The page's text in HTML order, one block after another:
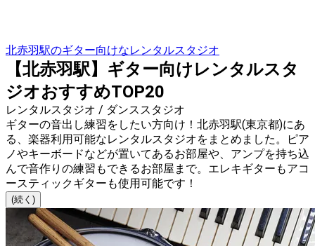
北赤羽駅のギター向けなレンタルスタジオ
【北赤羽駅】ギター向けレンタルスタ
ジオおすすめTOP20
レンタルスタジオ / ダンススタジオ
ギターの音出し練習をしたい方向け！北赤羽駅(東京都)にあ
る、楽器利用可能なレンタルスタジオをまとめました。ピア
ノやキーボードなどが置いてあるお部屋や、アンプを持ち込
んで音作りの練習もできるお部屋まで。エレキギターもアコ
ースティックギターも使用可能です！
(続く)